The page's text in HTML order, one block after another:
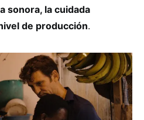
sonora, la cuidada
de producción.